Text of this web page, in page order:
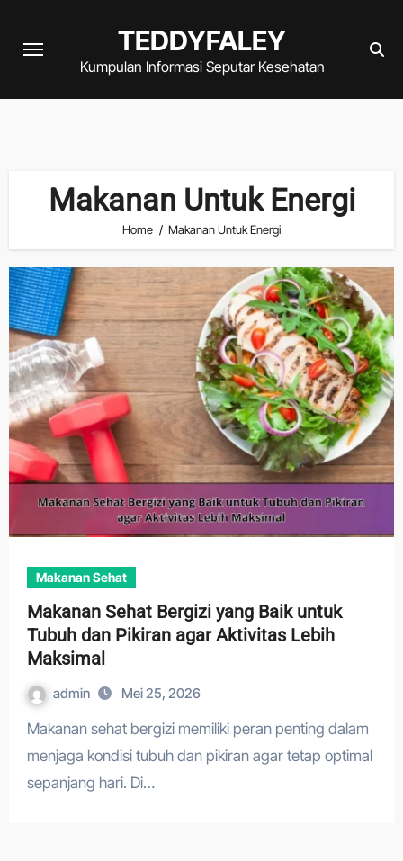
TEDDYFALEY
Kumpulan Informasi Seputar Kesehatan
Makanan Untuk Energi
Home Makanan Untuk Energi
Makanan Sehat
Makanan Sehat Bergizi yang Baik untuk
Tubuh dan Pikiran agar Aktivitas Lebih
Maksimal
admin Mei 25, 2026
Makanan sehat bergizi memiliki peran penting dalam
menjaga kondisi tubuh dan pikiran agar tetap optimal
sepanjang hari. Di…